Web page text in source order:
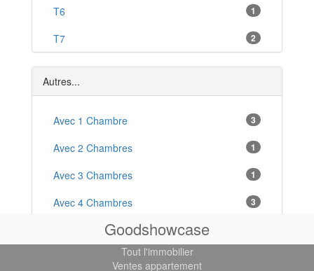
Condé-en-Brie *
Vervins *
La Fère *
T6 1
T7 2
Villa 2
Autres...
Avec 1 Chambre 3
Avec 2 Chambres 1
Avec 3 Chambres 1
Avec 4 Chambres 3
Cuisine Équipée
Goodshowcase
Tout l'immobilier
Ventes appartement